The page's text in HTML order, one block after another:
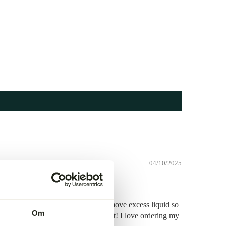
Om
04/10/2025
meat between paper towels to remove excess liquid so
it weigh more??? I hope not! I love ordering my